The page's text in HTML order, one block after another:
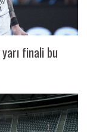
finali bu